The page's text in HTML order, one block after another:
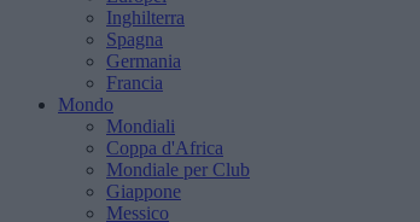
Inghilterra
Spagna
Germania
Francia
Mondo
Mondiali
Coppa d'Africa
Mondiale per Club
Giappone
Messico